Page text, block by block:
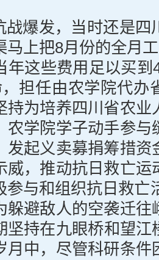
战爆发，当时还是四
马上把8月份的全月
年这些费用足以买到
担任由农学院代办
持为培养四川省农业
农学院学子动手参与
发起义卖募捐筹措资
威，推动抗日救亡运
参与和组织抗日救亡
躲避敌人的空袭迁往
坚持在九眼桥和望
月中，尽管科研条件